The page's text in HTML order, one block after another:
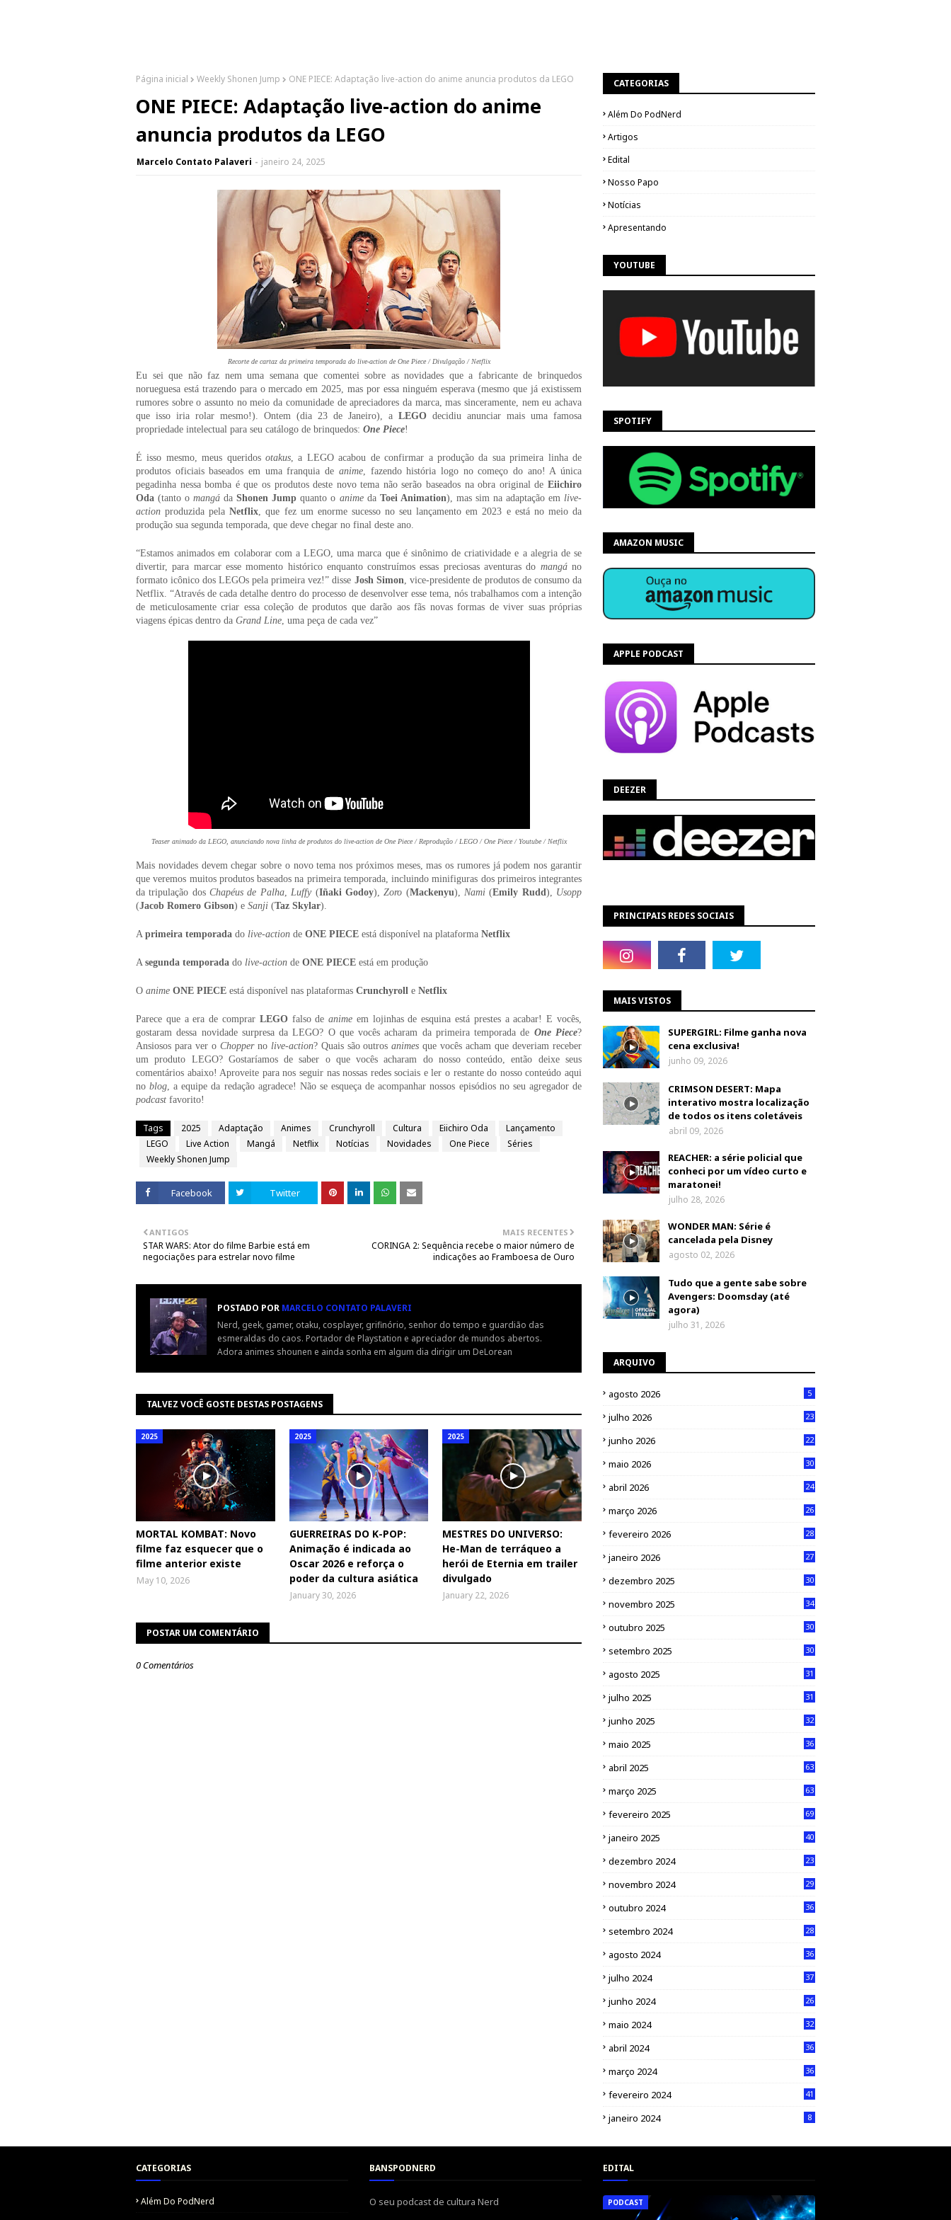
Página inicial Weekly Shonen Jump ONE PIECE: Adaptação live-action do anime anuncia produtos da LEGO
ONE PIECE: Adaptação live-action do anime
anuncia produtos da LEGO
Marcelo Contato Palaveri janeiro 24, 2025
Recorte de cartaz da primeira temporada do live-action de One Piece / Divulgação / Netflix
Eu sei que não faz nem uma semana que comentei sobre as novidades que a fabricante de brinquedos
norueguesa está trazendo para o mercado em 2025, mas por essa ninguém esperava (mesmo que já existissem
rumores sobre o assunto no meio da comunidade de apreciadores da marca, mas sinceramente, nem eu achava
que isso iria rolar mesmo!). Ontem (dia 23 de Janeiro), a LEGO decidiu anunciar mais uma famosa
propriedade intelectual para seu catálogo de brinquedos: One Piece!
É isso mesmo, meus queridosotakus, a LEGO acabou de confirmar a produção da sua primeira linha de
produtos oficiais baseados em uma franquia de anime, fazendo história logo no começo do ano! A única
pegadinha nessa bomba é que os produtos deste novo tema não serão baseados na obra original de Eiichiro
Oda (tanto omangá daShonen Jump quanto o animeda Toei Animation), mas sim na adaptação emlive-
action produzida pelaNetflix, que fez um enorme sucesso no seu lançamento em 2023 e está no meio da
produção sua segunda temporada, que deve chegar no final deste ano.
“Estamos animados em colaborar com a LEGO, uma marca que é sinônimo de criatividade e a alegria de se
divertir, para marcar esse momento histórico enquanto construímos essas preciosas aventuras do mangáno
formato icônico dos LEGOs pela primeira vez!” disse Josh Simon, vice-presidente de produtos de consumo da
Netflix. “Através de cada detalhe dentro do processo de desenvolver esse tema, nós trabalhamos com a intenção
de meticulosamente criar essa coleção de produtos que darão aos fãs novas formas de viver suas próprias
viagens épicas dentro da Grand Line, uma peça de cada vez”
Teaser animado da LEGO, anunciando nova linha de produtos do live-action de One Piece / Reprodução / LEGO / One Piece / Youtube / Netflix
Mais novidades devem chegar sobre o novo tema nos próximos meses, mas os rumores já podem nos garantir
que veremos muitos produtos baseados na primeira temporada, incluindo minifiguras dos primeiros integrantes
da tripulação dosChapéus de Palha,Luffy (Iñaki Godoy),Zoro (Mackenyu), Nami(Emily Rudd), Usopp
(Jacob Romero Gibson) e Sanji (Taz Skylar).
A primeira temporada do live-action de ONE PIECE está disponível na plataforma Netflix
A segunda temporada do live-action de ONE PIECE está em produção
O anime ONE PIECE está disponível nas plataformas Crunchyroll e Netflix
Parece que a era de comprar LEGOfalso deanime em lojinhas de esquina está prestes a acabar! E vocês,
gostaram dessa novidade surpresa da LEGO? O que vocês acharam da primeira temporada de One Piece?
Ansiosos para ver o Chopperno live-action? Quais são outrosanimes que vocês acham que deveriam receber
um produto LEGO? Gostaríamos de saber o que vocês acharam do nosso conteúdo, então deixe seus
comentários abaixo! Aproveite para nos seguir nas nossas redes sociais e ler o restante do nosso conteúdo aqui
noblog, a equipe da redação agradece! Não se esqueça de acompanhar nossos episódios no seu agregador de
podcast favorito!
Tags 2025 Adaptação Animes Crunchyroll Cultura Eiichiro Oda
Lançamento
LEGO
Live Action Mangá Netflix Notícias Novidades One Piece
Séries
Weekly Shonen Jump
Facebook Twitter
MAIS RECENTES
CORINGA 2: Sequência recebe o maior número de
indicações ao Framboesa de Ouro
ANTIGOS
STAR WARS: Ator do filme Barbie está em
negociações para estrelar novo filme
POSTADO POR MARCELO CONTATO PALAVERI
Nerd, geek, gamer, otaku, cosplayer, grifinório, senhor do tempo e guardião das
esmeraldas do caos. Portador de Playstation e apreciador de mundos abertos.
Adora animes shounen e ainda sonha em algum dia dirigir um DeLorean
TALVEZ VOCÊ GOSTE DESTAS POSTAGENS
2025
MORTAL KOMBAT: Novo
filme faz esquecer que o
filme anterior existe
May 10, 2026
2025
GUERREIRAS DO K-POP:
Animação é indicada ao
Oscar 2026 e reforça o
poder da cultura asiática
January 30, 2026
2025
MESTRES DO UNIVERSO:
He-Man de terráqueo a
herói de Eternia em trailer
divulgado
January 22, 2026
POSTAR UM COMENTÁRIO
0 Comentários
CATEGORIAS
Além Do PodNerd
Artigos
Edital
Nosso Papo
Notícias
Apresentando
YOUTUBE
SPOTIFY
AMAZON MUSIC
APPLE PODCAST
DEEZER
PRINCIPAIS REDES SOCIAIS
MAIS VISTOS
SUPERGIRL: Filme ganha nova
cena exclusiva!
junho 09, 2026
CRIMSON DESERT: Mapa
interativo mostra localização
de todos os itens coletáveis
abril 09, 2026
REACHER: a série policial que
conheci por um vídeo curto e
maratonei!
julho 28, 2026
WONDER MAN: Série é
cancelada pela Disney
agosto 02, 2026
Tudo que a gente sabe sobre
Avengers: Doomsday (até
agora)
julho 31, 2026
ARQUIVO
agosto 2026 5
julho 2026 23
junho 2026 22
maio 2026 30
abril 2026 24
março 2026 26
fevereiro 2026 28
janeiro 2026 27
dezembro 2025 30
novembro 2025 34
outubro 2025 30
setembro 2025 30
agosto 2025 31
julho 2025 31
junho 2025 32
maio 2025 36
abril 2025 63
março 2025 63
fevereiro 2025 69
janeiro 2025 40
dezembro 2024 23
novembro 2024 29
outubro 2024 36
setembro 2024 28
agosto 2024 36
julho 2024 37
junho 2024 26
maio 2024 32
abril 2024 36
março 2024 36
fevereiro 2024 41
janeiro 2024 8
CATEGORIAS
Além Do PodNerd
BANSPODNERD
O seu podcast de cultura Nerd
EDITAL
PODCAST